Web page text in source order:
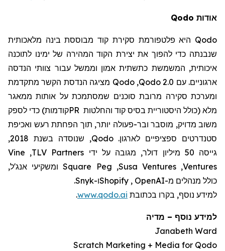
אודות Qodo
Qodo היא פלטפורמת סקירת קוד מבוססת בינה מלאכותית
שנבנתה כדי להפוך את יצירת הקוד המהירה של ימינו לתוכנה
איכותית, המשמשת כתשתית אמון וממשל עבור צוותי הנדסה
ארגוניים. עם Qodo 2.0
,
Qodo מציגה הנדסת הקשר מתקדמת
ומערכת סקירה מרובת סוכנים שמסתמכת על אותות ממאגר
מלא (כולל היסטוריית בסיס קוד והחלטות PRקודמות) כדי לספק
משוב מדויק, מוסבר ובר-פעולה יותר, תוך הפחתת רעש ואכיפת
סטנדרטים ספציפיים לארגון.Qodo
, שנוסדה בשנת 2018,
גייסה 50 מיליון דולר, מגובה על ידי
TLV Partners
,
Vine
Ventures
,
Susa Ventures
,
Square Peg ומשקיעי אנג'ל,
כולל מנהלים מ-OpenAI
,
Shopifyו-Snyk
.
למידע נוסף, בקרו בכתובת www.qodo.ai
.
למידע נוסף – מדיה
Janabeth Ward
Scratch Marketing + Media for Qodo